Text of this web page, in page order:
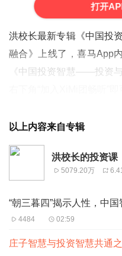
打开
洪校长最新专辑《中国投
融合》上线了，喜马App
《中国投资智慧——投资
以上内容来自专辑
洪校长的投资课
5079.20万
“朝三暮四”揭示人性，中
4484 02:59
庄子智慧与投资智慧共通